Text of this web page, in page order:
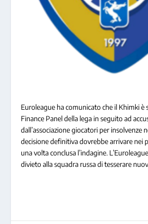
Euroleague ha comunicato che il Khimki
Finance Panel della lega in seguito ad
dall’associazione giocatori per insolvenze
decisione definitiva dovrebbe arrivare nei
una volta conclusa l’indagine.
divieto alla squadra russa di tesserare